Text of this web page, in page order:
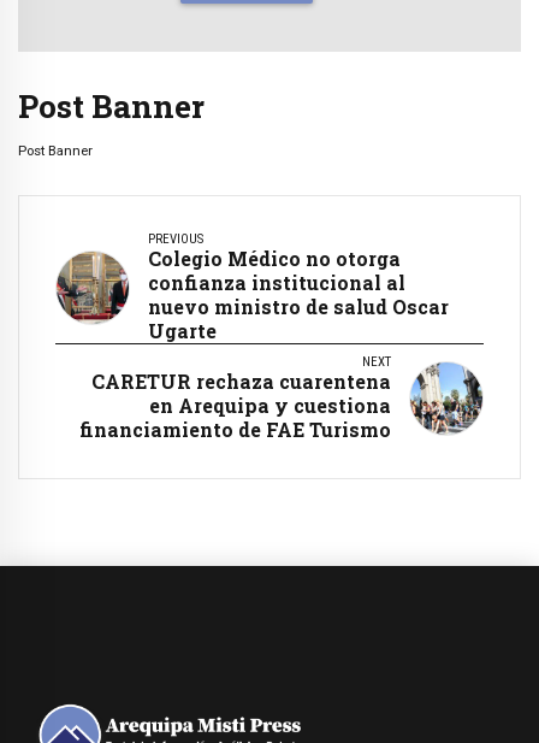
Post Banner
Post Banner
PREVIOUS
Colegio Médico no otorga
confianza institucional al
nuevo ministro de salud Oscar
Ugarte
NEXT
CARETUR rechaza cuarentena
en Arequipa y cuestiona
financiamiento de FAE Turismo